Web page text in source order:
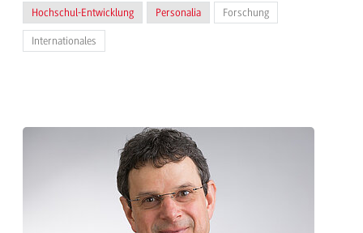
Hochschul-Entwicklung Personalia Forschung
Internationales